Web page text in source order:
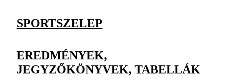
SPORTSZELEP
EREDMÉNYEK,
JEGYZŐKÖNYVEK, TABELLÁK